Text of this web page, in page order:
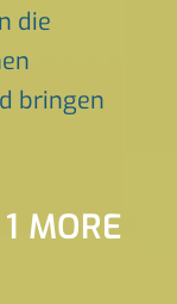
die
bringen
MORE